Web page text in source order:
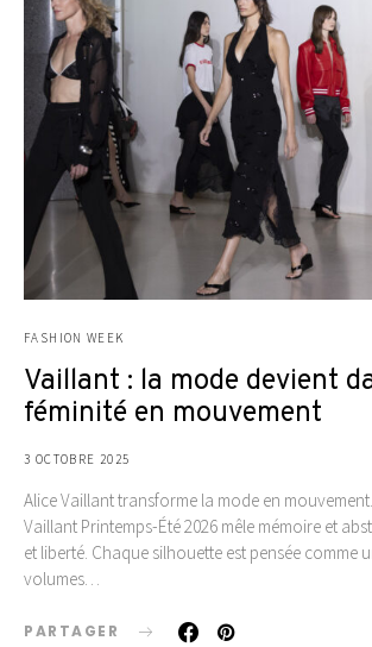
FASHION WEEK
Vaillant : la mode devient
féminité en mouvement
3 OCTOBRE 2025
Alice Vaillant transforme la mode en
Vaillant Printemps-Été 2026 mêle mémoire et
et liberté. Chaque silhouette est pensée comme
volumes…
PARTAGER